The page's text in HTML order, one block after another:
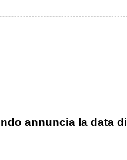
annuncia la data di